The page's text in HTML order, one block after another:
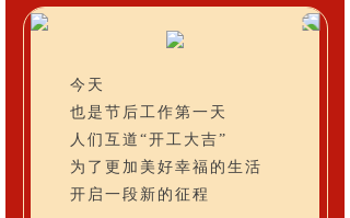
今天
也是节后工作第一天
人们互道“开工大吉”
为了更加美好幸福的生活
开启一段新的征程